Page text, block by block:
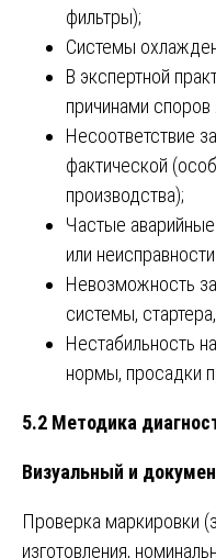
фильтры);
Системы
В экспертной
причинами споров
Несоответствие
фактической
производства);
Частые
или
Невозможность
системы,
Нестабильность
нормы, просадки
5.2 Методика
Визуальный и
Проверка маркировки
изготовления,